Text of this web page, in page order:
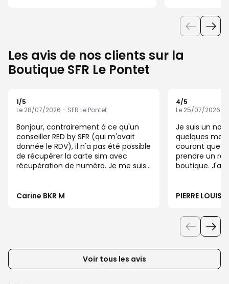
Les avis de nos clients sur la
Boutique SFR Le Pontet
1/5
Le 28/07/2026 - SFR Le Pontet
Bonjour, contrairement à ce qu'un
conseiller RED by SFR (qui m'avait
donnée le RDV), il n'a pas été possible
de récupérer la carte sim avec
récupération de numéro. Je me suis
Carine BKR M
4/5
Le 25/07/2026 -
Je suis un
quelques
courant que
prendre un
boutique.
aurait pu
PIERRE LOUIS
Voir tous les avis